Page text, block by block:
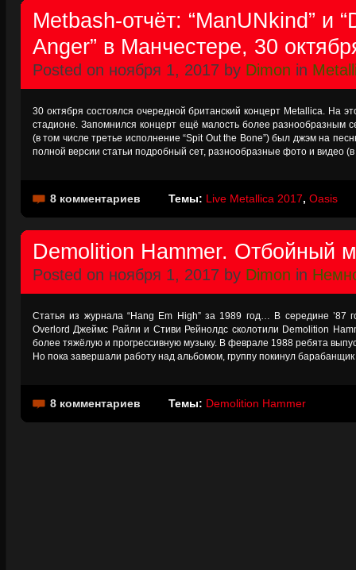
Metbash-отчёт: “ManUNkind” и
Anger” в Манчестере, 30
Posted on ноября 1, 2017 by Dimon in
30 октября состоялся очередной британский концерт Metallica. На
стадионе. Запомнился концерт ещё малость более разнообразным
(в том числе третье исполнение “Spit Out the Bone”) был джэм на
полной версии статьи подробный сет, разнообразные фото и видео
8 комментариев Темы: Live Metallica 2017, Oasis
Demolition Hammer. Отбойный
Posted on ноября 1, 2017 by Dimon in
Статья из журнала “Hang Em High” за 1989 год… В середине ’87
Overlord Джеймс Райли и Стиви Рейнолдс сколотили Demolition
более тяжёлую и прогрессивную музыку. В феврале 1988 ребята
Но пока завершали работу над альбомом, группу покинул
8 комментариев Темы: Demolition Hammer